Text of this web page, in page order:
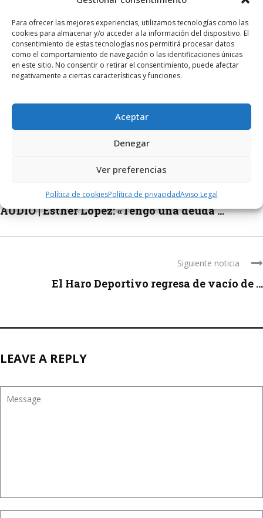
Para ofrecer las mejores experiencias, utilizamos tecnologías como las
cookies para almacenar y/o acceder a la información del dispositivo. El
consentimiento de estas tecnologías nos permitirá procesar datos
como el comportamiento de navegación o las identificaciones únicas
en este sitio. No consentir o retirar el consentimiento, puede afectar
negativamente a ciertas características y funciones.
Aceptar
Denegar
Ver preferencias
Política de cookiesPolítica de privacidadAviso Legal
Facebook
Twitter
WhatsApp
Noticia anterior
AUDIO | Esther López: «Tengo una deuda ...
Siguiente noticia
El Haro Deportivo regresa de vacío de ...
LEAVE A REPLY